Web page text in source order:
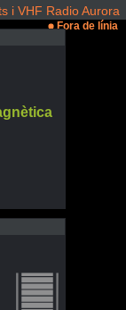
i VHF Radio Aurora
Fora de línia